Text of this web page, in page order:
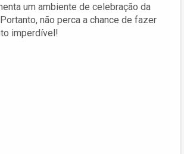
um ambiente de celebração da
não perca a chance de fazer
imperdível!